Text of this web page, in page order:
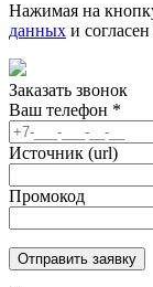
Нажимая на
данных и согласен
Заказать звонок
Ваш телефон *
Источник (url)
Промокод